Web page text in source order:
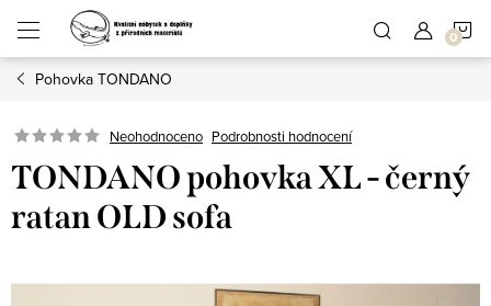
obsah
Pohovka TONDANO
Neohodnoceno Podrobnosti hodnocení
TONDANO pohovka XL - černý
ratan OLD sofa